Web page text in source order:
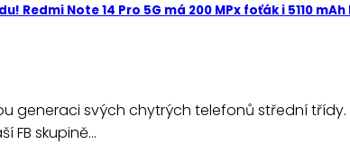
Redmi Note 14 Pro 5G má 200 MPx foťák i 5110
generaci svých chytrých telefonů střední třídy.
FB skupině…